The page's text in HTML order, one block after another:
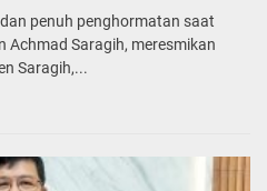
penuh penghormatan saat
Achmad Saragih, meresmikan
Saragih,...